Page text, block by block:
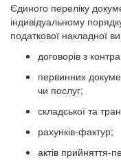
Єдиного переліку
індивідуальному
податкової накладної
договорів з
первинних
чи послуг;
складської та
рахунків-фактур;
актів прийняття-